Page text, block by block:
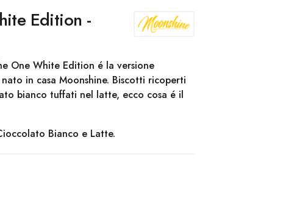
Edition -
One White Edition é la versione
in casa Moonshine. Biscotti ricoperti
bianco tuffati nel latte, ecco cosa é il
Bianco e Latte.